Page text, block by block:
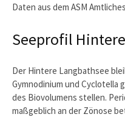
Daten aus dem ASM
Seeprofil
Der Hintere Langbathsee
Gymnodinium und
des Biovolumens stellen.
maßgeblich an der Zönose